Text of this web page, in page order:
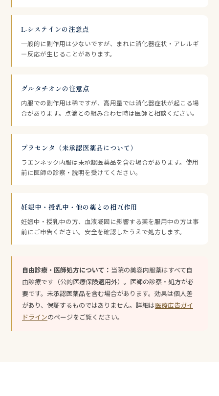
L-システインの注意点
一般的に副作用は少ないですが、まれに消化器症状・アレルギ
ー反応が生じることがあります。
グルタチオンの注意点
内服での副作用は稀ですが、高用量では消化器症状が起こる場
合があります。点滴との組み合わせ時は医師と相談ください。
プラセンタ（未承認医薬品について）
ラエンネック内服は未承認医薬品を含む場合があります。使用
前に医師の診察・説明を受けてください。
妊娠中・授乳中・他の薬との相互作用
妊娠中・授乳中の方、血液凝固に影響する薬を服用中の方は事
前にご申告ください。安全を確認したうえで処方します。
自由診療・医師処方について： 当院の美容内服薬はすべて自
由診療です（公的医療保険適用外）。医師の診察・処方が必
要です。未承認医薬品を含む場合があります。効果は個人差
があり、保証するものではありません。詳細は医療広告ガイ
ドラインのページをご覧ください。